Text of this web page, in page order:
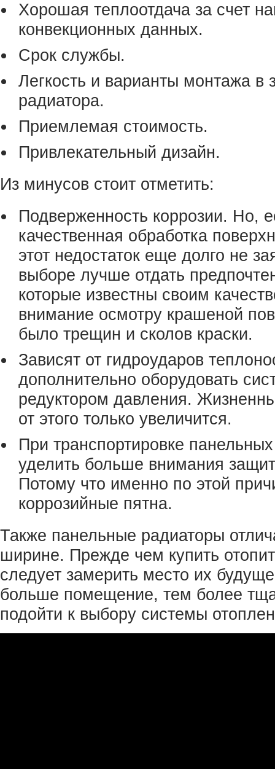
Хорошая теплоотдача за счет
конвекционных данных.
Срок службы.
Легкость и варианты монтажа в
радиатора.
Приемлемая стоимость.
Привлекательный дизайн.
Из минусов стоит отметить:
Подверженность коррозии. Но,
качественная обработка
этот недостаток еще долго не
выборе лучше отдать
которые известны своим
внимание осмотру крашеной
было трещин и сколов краски.
Зависят от гидроударов
дополнительно оборудовать
редуктором давления.
от этого только увеличится.
При транспортировке
уделить больше внимания
Потому что именно по этой
коррозийные пятна.
Также панельные радиаторы
ширине. Прежде чем купить
следует замерить место их
больше помещение, тем более
подойти к выбору системы